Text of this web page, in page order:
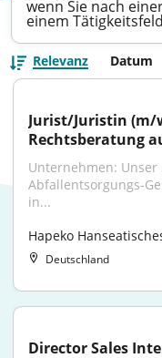
wenn Sie nach
einem
Relevanz Datum
Jurist/Juristin
Rechtsberatung
Unternehmen: Unser
Abfallentsorgungs-
in...
Hapeko
Deutschland
Director Sales